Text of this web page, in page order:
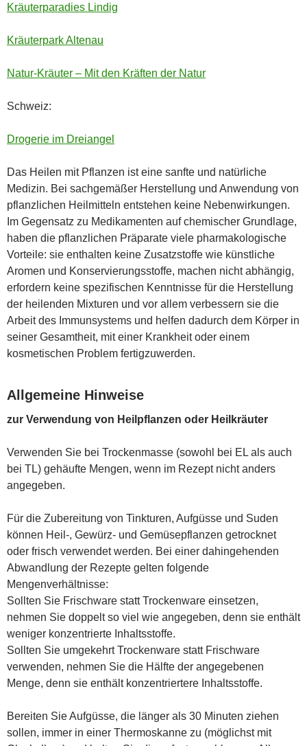
Kräuterparadies Lindig
Kräuterpark Altenau
Natur-Kräuter – Mit den Kräften der Natur
Schweiz:
Drogerie im Dreiangel
Das Heilen mit Pflanzen ist eine sanfte und natürliche
Medizin. Bei sachgemäßer Herstellung und Anwendung von
pflanzlichen Heilmitteln entstehen keine Nebenwirkungen.
Im Gegensatz zu Medikamenten auf chemischer Grundlage,
haben die pflanzlichen Präparate viele pharmakologische
Vorteile: sie enthalten keine Zusatzstoffe wie künstliche
Aromen und Konservierungsstoffe, machen nicht abhängig,
erfordern keine spezifischen Kenntnisse für die Herstellung
der heilenden Mixturen und vor allem verbessern sie die
Arbeit des Immunsystems und helfen dadurch dem Körper in
seiner Gesamtheit, mit einer Krankheit oder einem
kosmetischen Problem fertigzuwerden.
Allgemeine Hinweise
zur Verwendung von Heilpflanzen oder Heilkräuter
Verwenden Sie bei Trockenmasse (sowohl bei EL als auch
bei TL) gehäufte Mengen, wenn im Rezept nicht anders
angegeben.
Für die Zubereitung von Tinkturen, Aufgüsse und Suden
können Heil-, Gewürz- und Gemüsepflanzen getrocknet
oder frisch verwendet werden. Bei einer dahingehenden
Abwandlung der Rezepte gelten folgende
Mengenverhältnisse:
Sollten Sie Frischware statt Trockenware einsetzen,
nehmen Sie doppelt so viel wie angegeben, denn sie enthält
weniger konzentrierte Inhaltsstoffe.
Sollten Sie umgekehrt Trockenware statt Frischware
verwenden, nehmen Sie die Hälfte der angegebenen
Menge, denn sie enthält konzentriertere Inhaltsstoffe.
Bereiten Sie Aufgüsse, die länger als 30 Minuten ziehen
sollen, immer in einer Thermoskanne zu (möglichst mit